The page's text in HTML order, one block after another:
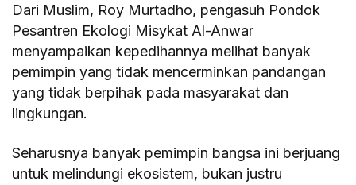
Dari Muslim, Roy Murtadho, pengasuh Pondok
Pesantren Ekologi Misykat Al-Anwar
menyampaikan kepedihannya melihat banyak
pemimpin yang tidak mencerminkan pandangan
yang tidak berpihak pada masyarakat dan
lingkungan.
Seharusnya banyak pemimpin bangsa ini berjuang
untuk melindungi ekosistem, bukan justru